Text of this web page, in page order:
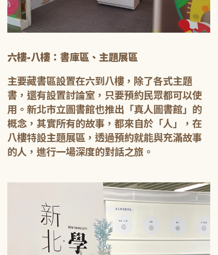
六樓-八樓：書庫區、主題展區
主要藏書區設置在六到八樓，除了各式主題
書，還有設置討論室，只要預約民眾都可以使
用。新北市立圖書館也推出「真人圖書館」的
概念，其實所有的故事，都來自於「人」，在
八樓特設主題展區，透過預約就能與充滿故事
的人，進行一場深度的對話之旅。